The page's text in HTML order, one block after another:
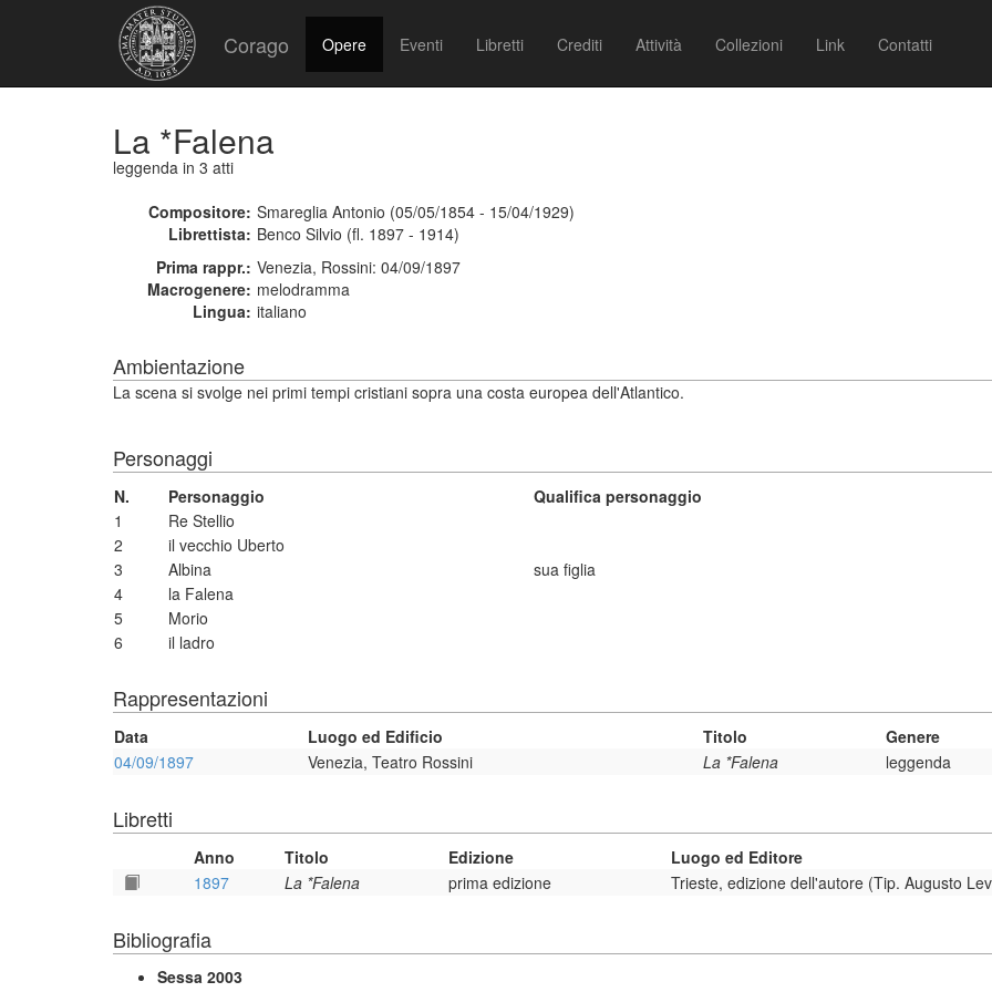
Corago Opere Eventi Libretti Crediti Attività Collezioni Link Contatti
La *Falena
leggenda in 3 atti
Compositore: Smareglia Antonio (05/05/1854 - 15/04/1929)
Librettista: Benco Silvio (fl. 1897 - 1914)
Prima rappr.: Venezia, Rossini: 04/09/1897
Macrogenere: melodramma
Lingua: italiano
Ambientazione
La scena si svolge nei primi tempi cristiani sopra una costa europea dell'Atlantico.
Personaggi
N. Personaggio Qualifica personaggio
1
Re Stellio
2
il vecchio Uberto
3
Albina sua figlia
4
la Falena
5
Morio
6
il ladro
Rappresentazioni
Data Luogo ed Edificio Titolo Genere
04/09/1897
Venezia, Teatro Rossini La *Falena leggenda
Libretti
Anno Titolo Edizione
Luogo ed Editore
1897
La *Falena prima edizione Trieste, edizione dell'autore (Tip. Augusto
Bibliografia
Sessa 2003